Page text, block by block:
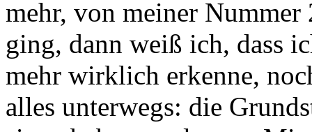
mehr, von meiner
ging, dann weiß ich, dass
mehr wirklich erkenne,
alles unterwegs: die